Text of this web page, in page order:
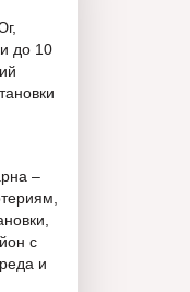
до 10
–
с
и